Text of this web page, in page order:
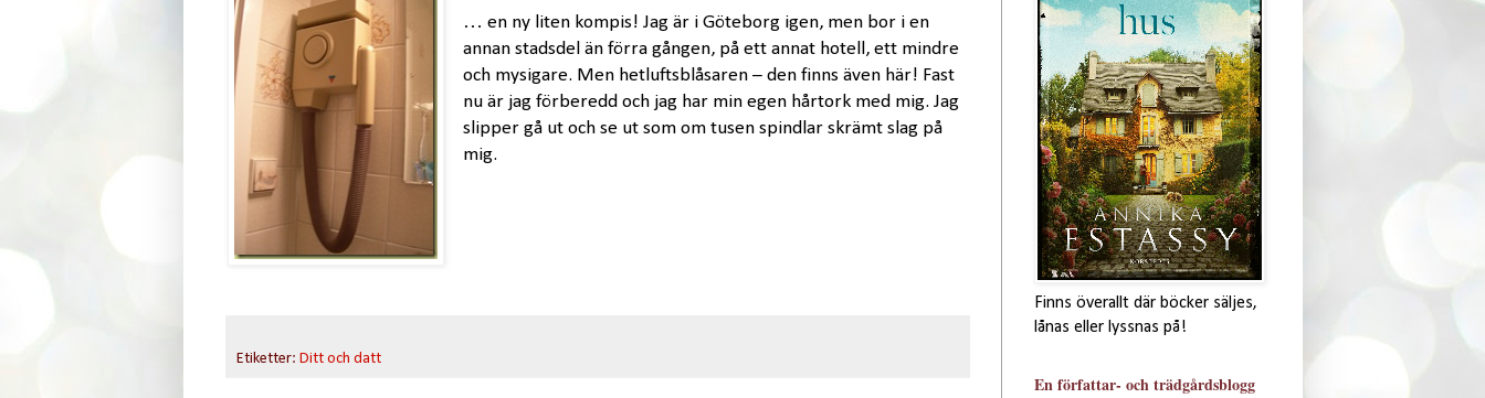
… en ny liten kompis! Jag är i Göteborg igen, men bor i en
annan stadsdel än förra gången, på ett annat hotell, ett mindre
och mysigare. Men hetluftsblåsaren – den finns även här! Fast
nu är jag förberedd och jag har min egen hårtork med mig. Jag
slipper gå ut och se ut som om tusen spindlar skrämt slag på
mig.
Etiketter: Ditt och datt
Finns överallt där böcker säljes,
lånas eller lyssnas på!
En författar- och trädgårdsblogg